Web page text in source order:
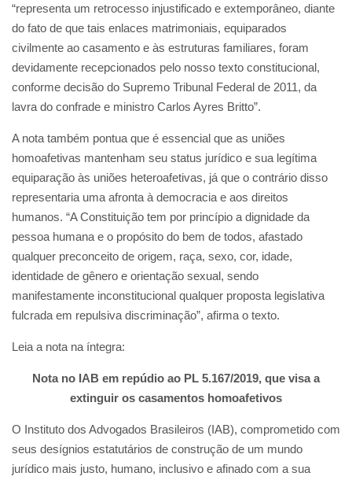
“representa um retrocesso injustificado e extemporâneo, diante
do fato de que tais enlaces matrimoniais, equiparados
civilmente ao casamento e às estruturas familiares, foram
devidamente recepcionados pelo nosso texto constitucional,
conforme decisão do Supremo Tribunal Federal de 2011, da
lavra do confrade e ministro Carlos Ayres Britto”.
A nota também pontua que é essencial que as uniões
homoafetivas mantenham seu status jurídico e sua legítima
equiparação às uniões heteroafetivas, já que o contrário disso
representaria uma afronta à democracia e aos direitos
humanos. “A Constituição tem por princípio a dignidade da
pessoa humana e o propósito do bem de todos, afastado
qualquer preconceito de origem, raça, sexo, cor, idade,
identidade de gênero e orientação sexual, sendo
manifestamente inconstitucional qualquer proposta legislativa
fulcrada em repulsiva discriminação”, afirma o texto.
Leia a nota na íntegra:
Nota no IAB em repúdio ao PL 5.167/2019, que visa a
extinguir os casamentos homoafetivos
O Instituto dos Advogados Brasileiros (IAB), comprometido com
seus desígnios estatutários de construção de um mundo
jurídico mais justo, humano, inclusivo e afinado com a sua